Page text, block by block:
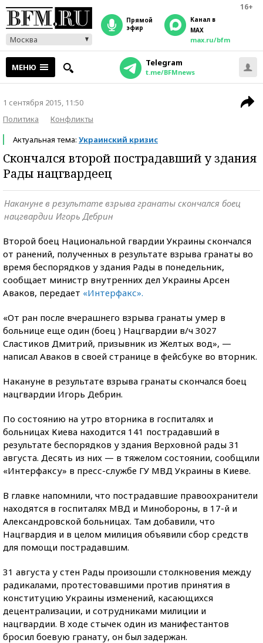
16+
Москва
прямой
эфир
Канал в
MAX
max.ru/bfm
МЕНЮ Telegram
t.me/BFMnews
1 сентября 2015, 11:50
Политика
Конфликты
Актуальная тема: Украинский кризис
Скончался второй пострадавший у здания
Рады нацгвардеец
Накануне в результате взрыва гранаты скончался боец
нацгвардии Игорь Дебрин
Второй боец Национальной гвардии Украины скончался
от ранений, полученных в результате взрыва гранаты во
время беспорядков у здания Рады в понедельник,
сообщает министр внутренних дел Украины Арсен
Аваков, передает «Интерфакс».
«От ран после вчерашнего взрыва гранаты умер в
больнице еще один (боец ) Нацгвардии в/ч 3027
Сластиков Дмитрий, призывник из Желтых вод», —
написал Аваков в своей странице в фейсбуке во вторник.
Накануне в результате взрыва гранаты скончался боец
нацгвардии Игорь Дебрин.
По состоянию на утро вторника в госпиталях и
больницах Киева находится 141 пострадавший в
результате беспорядков у здания Верховной рады 31
августа. Десять из них — в тяжелом состоянии, сообщили
«Интерфаксу» в пресс-службе ГУ МВД Украины в Киеве.
В главке напомнили, что пострадавшие правоохранители
находятся в госпиталях МВД и Минобороны, в 17-й и
Александровской больницах. Там добавили, что
Нацгвардия и в целом милиция объявили сбор средств
для помощи пострадавшим.
31 августа у стен Рады произошли столкновения между
радикалами, протестовавшими против принятия в
конституцию Украины изменений, касающихся
децентрализации, и сотрудниками милиции и
нацгвардии. В ходе стычек один из манифестантов
бросил боевую гранату, он был задержан.